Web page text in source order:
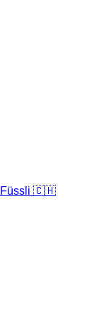
🇨🇭